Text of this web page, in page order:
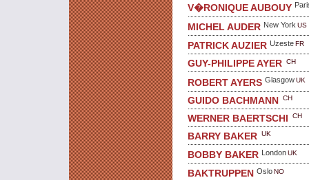
V�RONIQUE AUBOUY
MICHEL AUDER New York US
PATRICK AUZIER UzesteFR
GUY-PHILIPPE AYER CH
ROBERT AYERS GlasgowUK
GUIDO BACHMANN CH
WERNER BAERTSCHI CH
BARRY BAKER UK
BOBBY BAKER LondonUK
BAKTRUPPEN OsloNO